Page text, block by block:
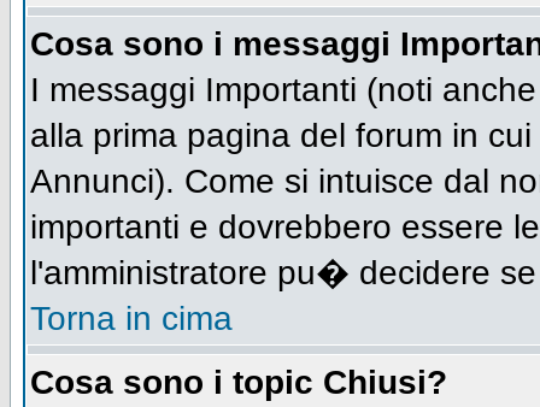
Cosa sono i messaggi
I messaggi Importanti (noti
alla prima pagina del forum in
Annunci). Come si intuisce dal
importanti e dovrebbero essere
l'amministratore pu� decidere
Torna in cima
Cosa sono i topic Chiusi?